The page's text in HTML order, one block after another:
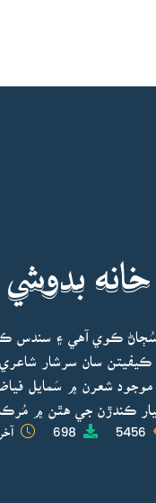
بدوشي
ڪوي آهي ۽ سندس
ڪيفيتن سان سرشار
شعرن ۾ سَمايل فياض
ڪندڙن جي هٿن ۾
5456
698